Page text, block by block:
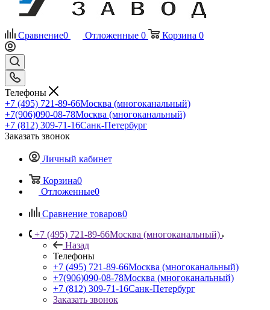
Сравнение0 Отложенные 0 Корзина 0
Телефоны
+7 (495) 721-89-66Москва (многоканальный)
+7(906)090-08-78Москва (многоканальный)
+7 (812) 309-71-16Санк-Петербург
Заказать звонок
Личный кабинет
Корзина0
Отложенные0
Сравнение товаров0
+7 (495) 721-89-66Москва (многоканальный)
Назад
Телефоны
+7 (495) 721-89-66Москва (многоканальный)
+7(906)090-08-78Москва (многоканальный)
+7 (812) 309-71-16Санк-Петербург
Заказать звонок